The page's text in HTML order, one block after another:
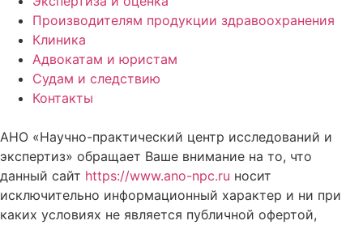
Производителям продукции здравоохранения
Клиника
Адвокатам и юристам
Судам и следствию
Контакты
АНО «Научно-практический центр исследований и
экспертиз» обращает Ваше внимание на то, что
данный сайт https://www.ano-npc.ru носит
исключительно информационный характер и ни при
каких условиях не является публичной офертой,